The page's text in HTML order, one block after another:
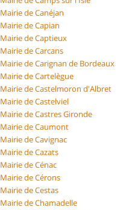
Mairie de Canéjan
Mairie de Capian
Mairie de Captieux
Mairie de Carcans
Mairie de Carignan de Bordeaux
Mairie de Cartelègue
Mairie de Castelmoron d'Albret
Mairie de Castelviel
Mairie de Castres Gironde
Mairie de Caumont
Mairie de Cavignac
Mairie de Cazats
Mairie de Cénac
Mairie de Cérons
Mairie de Cestas
Mairie de Chamadelle